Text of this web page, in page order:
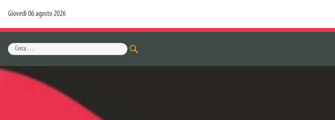
Giovedì 06 agosto 2026
Cerca: